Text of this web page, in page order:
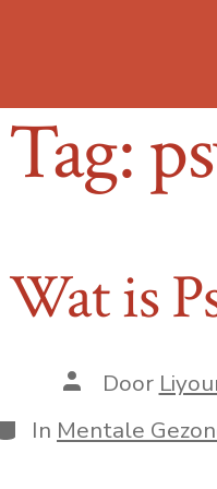
Tag:
Wat is
Auteur
bericht
Door
In Mentale